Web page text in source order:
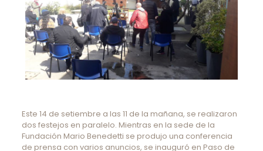
Este 14 de setiembre a las 11 de la mañana, se realizaron
dos festejos en paralelo. Mientras en la sede de la
Fundación Mario Benedetti se produjo una conferencia
de prensa con varios anuncios, se inauguró en Paso de